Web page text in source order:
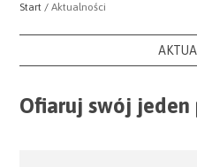
Start / Aktualności
Ofiaruj swój